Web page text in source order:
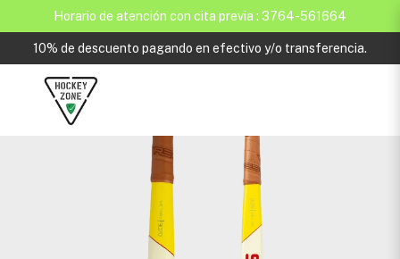
Horario de atención con cita previa : 3764-561664
10% de descuento pagando en efectivo y/o transferencia.